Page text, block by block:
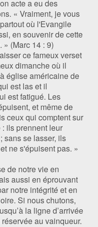
acte a eu des
« Vraiment, je vous
où l'Evangile
en souvenir de cette
(Marc 14 : 9)
ce fameux verset
dimanche où il
église américaine de
est las et il
est fatigué. Les
et même de
ceux qui comptent sur
ils prennent leur
sans se lasser, ils
ne s'épuisent pas. »
de notre vie en
aussi en éprouvant
notre intégrité et en
Si nous chutons,
la ligne d’arrivée
au vainqueur.